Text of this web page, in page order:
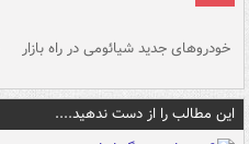
خودروهای جدید شیائومی در راه بازار
این مطالب را از دست ندهید....